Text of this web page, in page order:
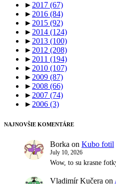
► 2017 (67)
► 2016 (84)
► 2015 (92)
► 2014 (124)
► 2013 (100)
► 2012 (208)
► 2011 (194)
► 2010 (107)
► 2009 (87)
► 2008 (66)
► 2007 (74)
► 2006 (3)
NAJNOVŠIE KOMENTÁRE
Borka on Kubo fotil
July 10, 2026
Wow, to su krasne
Vladimír Kučera on